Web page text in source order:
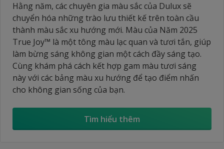
Hằng năm, các chuyên gia màu sắc của Dulux sẽ
chuyển hóa những trào lưu thiết kế trên toàn cầu
thành màu sắc xu hướng mới. Màu của Năm 2025
True Joy™ là một tông màu lạc quan và tươi tắn, giúp
làm bừng sáng không gian một cách đầy sáng tạo.
Cùng khám phá cách kết hợp gam màu tươi sáng
này với các bảng màu xu hướng để tạo điểm nhấn
cho không gian sống của bạn.
Tìm hiểu thêm